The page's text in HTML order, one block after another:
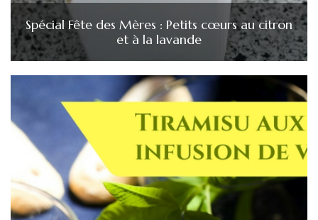
Spécial Fête des Mères : Petits cœurs au citron
et à la lavande